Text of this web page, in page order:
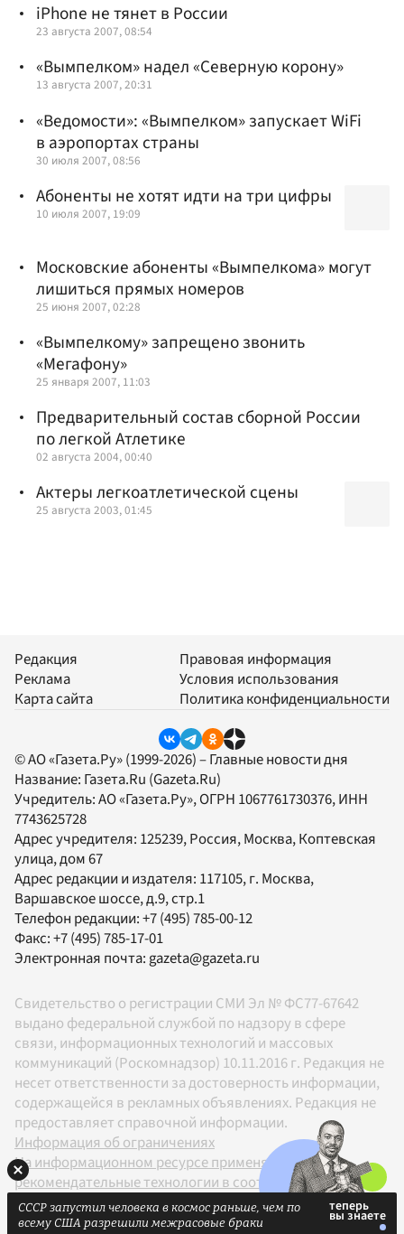
iPhone не тянет в России
23 августа 2007, 08:54
«Вымпелком» надел «Северную корону»
13 августа 2007, 20:31
«Ведомости»: «Вымпелком» запускает WiFi
в аэропортах страны
30 июля 2007, 08:56
Абоненты не хотят идти на три цифры
10 июля 2007, 19:09
Московские абоненты «Вымпелкома» могут
лишиться прямых номеров
25 июня 2007, 02:28
«Вымпелкому» запрещено звонить
«Мегафону»
25 января 2007, 11:03
Предварительный состав сборной России
по легкой Атлетике
02 августа 2004, 00:40
Актеры легкоатлетической сцены
25 августа 2003, 01:45
Редакция
Реклама
Карта сайта
Правовая информация
Условия использования
Политика конфиденциальности
© АО «Газета.Ру» (1999-2026) – Главные новости дня
Название: Газета.Ru (Gazeta.Ru)
Учредитель:АО «Газета.Ру», ОГРН 1067761730376, ИНН
7743625728
Адрес учредителя: 125239, Россия, Москва, Коптевская
улица, дом 67
Адрес редакции и издателя: 117105, г. Москва,
Варшавское шоссе, д.9, стр.1
Телефон редакции:+7 (495) 785-00-12
Факс:+7 (495) 785-17-01
Электронная почта: gazeta@gazeta.ru
Свидетельство о регистрации СМИ Эл № ФС77-67642
выдано федеральной службой по надзору в сфере
связи, информационных технологий и массовых
коммуникаций (Роскомнадзор) 10.11.2016 г. Редакция не
несет ответственности за достоверность информации,
содержащейся в рекламных объявлениях. Редакция не
предоставляет справочной информации.
Информация об ограничениях
На информационном ресурсе применяются
рекомендательные технологии в соответствии с
Правилами
18+
СССР запустил человека в космос раньше, чем по
всему США разрешили межрасовые браки